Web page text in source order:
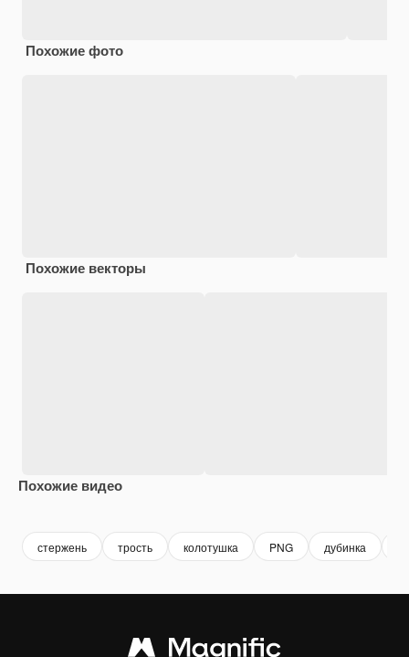
Похожие фото
Похожие векторы
Похожие видео
стержень трость колотушка PNG дубинка